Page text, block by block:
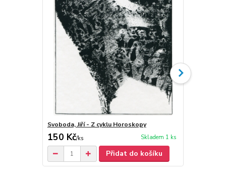
Svoboda, Jiří - Z cyklu Horoskopy
150 Kč/ks Skladem 1 ks
Přidat do košíku